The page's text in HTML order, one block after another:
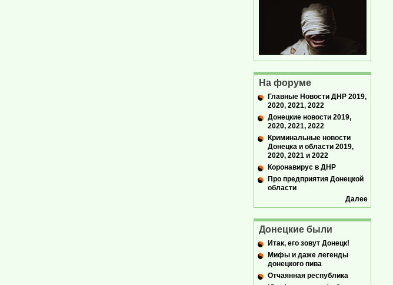
На форуме
Главные Новости ДНР 2019,
2020, 2021, 2022
Донецкие новости 2019,
2020, 2021, 2022
Криминальные новости
Донецка и области 2019,
2020, 2021 и 2022
Коронавирус в ДНР
Про предприятия Донецкой
области
Далее
Донецкие были
Итак, его зовут Донецк!
Мифы и даже легенды
донецкого пива
Отчаянная республика